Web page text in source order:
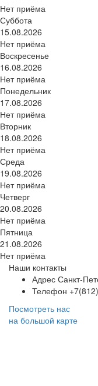
Нет приёма
Суббота
15.08.2026
Нет приёма
Воскресенье
16.08.2026
Нет приёма
Понедельник
17.08.2026
Нет приёма
Вторник
18.08.2026
Нет приёма
Среда
19.08.2026
Нет приёма
Четверг
20.08.2026
Нет приёма
Пятница
21.08.2026
Нет приёма
Наши контакты
Адрес Санкт-
Телефон
Посмотреть нас
на большой карте